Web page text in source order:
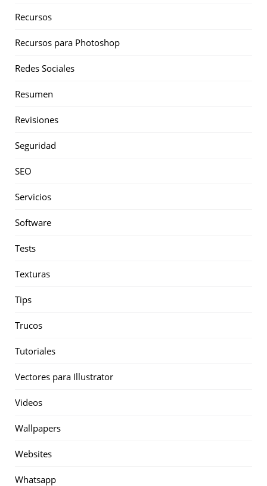
Recursos
Recursos para Photoshop
Redes Sociales
Resumen
Revisiones
Seguridad
SEO
Servicios
Software
Tests
Texturas
Tips
Trucos
Tutoriales
Vectores para Illustrator
Videos
Wallpapers
Websites
Whatsapp